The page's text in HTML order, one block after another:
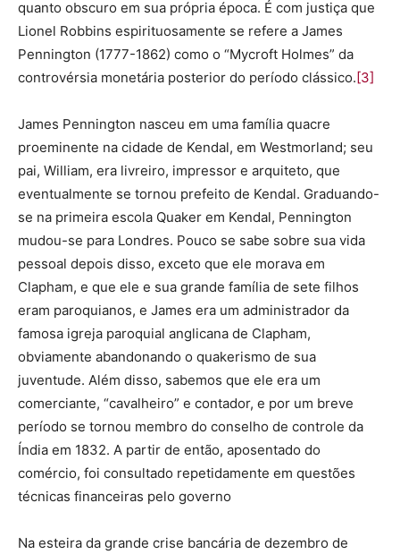
quanto obscuro em sua própria época. É com justiça que
Lionel Robbins espirituosamente se refere a James
Pennington (1777-1862) como o “Mycroft Holmes” da
controvérsia monetária posterior do período clássico.[3]
James Pennington nasceu em uma família quacre
proeminente na cidade de Kendal, em Westmorland; seu
pai, William, era livreiro, impressor e arquiteto, que
eventualmente se tornou prefeito de Kendal. Graduando-
se na primeira escola Quaker em Kendal, Pennington
mudou-se para Londres. Pouco se sabe sobre sua vida
pessoal depois disso, exceto que ele morava em
Clapham, e que ele e sua grande família de sete filhos
eram paroquianos, e James era um administrador da
famosa igreja paroquial anglicana de Clapham,
obviamente abandonando o quakerismo de sua
juventude. Além disso, sabemos que ele era um
comerciante, “cavalheiro” e contador, e por um breve
período se tornou membro do conselho de controle da
Índia em 1832. A partir de então, aposentado do
comércio, foi consultado repetidamente em questões
técnicas financeiras pelo governo
Na esteira da grande crise bancária de dezembro de